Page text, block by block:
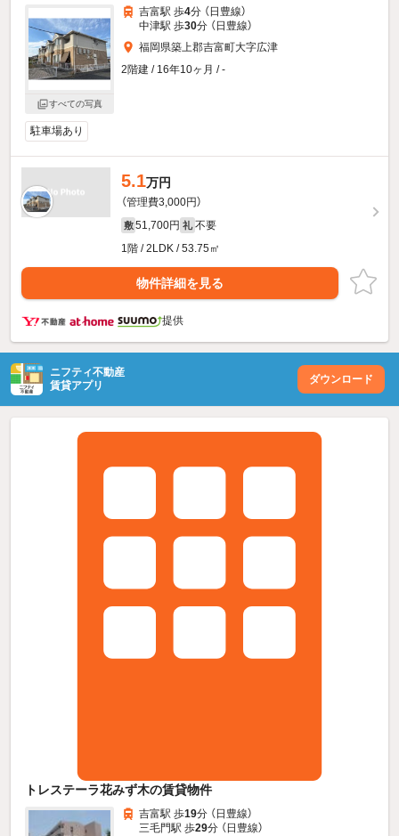
すべての写真
吉富駅 歩4分 （日豊線）
中津駅 歩30分 （日豊線）
福岡県築上郡吉富町大字広津
2階建 / 16年10ヶ月 / -
駐車場あり
5.1万円
（管理費3,000円）
敷 51,700円 礼 不要
1階 / 2LDK / 53.75㎡
物件詳細を見る
提供
ニフティ不動産
賃貸アプリ
ダウンロード
トレステーラ花みず木の賃貸物件
吉富駅 歩19分 （日豊線）
三毛門駅 歩29分 （日豊線）